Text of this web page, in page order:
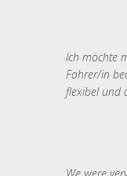
Ich möchte
Fahrer/in
flexibel und